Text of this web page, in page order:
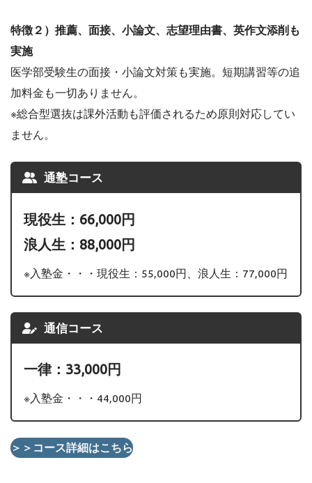
特徴２）推薦、面接、小論文、志望理由書、英作文添削も
実施
医学部受験生の面接・小論文対策も実施。短期講習等の追
加料金も一切ありません。
※総合型選抜は課外活動も評価されるため原則対応してい
ません。
通塾コース
現役生：66,000円
浪人生：88,000円
※入塾金・・・現役生：55,000円、浪人生：77,000円
通信コース
一律：33,000円
※入塾金・・・44,000円
＞＞コース詳細はこちら